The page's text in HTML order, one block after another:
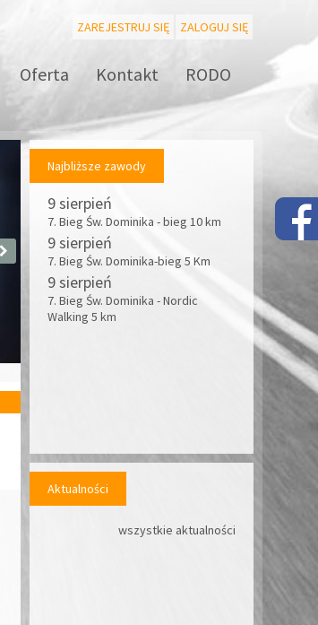
ZAREJESTRUJ SIĘ ZALOGUJ SIĘ
Oferta Kontakt RODO
Najbliższe zawody
9 sierpień
7. Bieg Św. Dominika - bieg 10 km
9 sierpień
7. Bieg Św. Dominika-bieg 5 Km
9 sierpień
7. Bieg Św. Dominika - Nordic
Walking 5 km
Aktualności
wszystkie aktualności